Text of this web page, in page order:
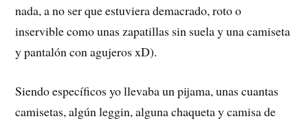
nada, a no ser que estuviera demacrado, roto o
inservible como unas zapatillas sin suela y una camiseta
y pantalón con agujeros xD).
Siendo específicos yo llevaba un pijama, unas cuantas
camisetas, algún leggin, alguna chaqueta y camisa de